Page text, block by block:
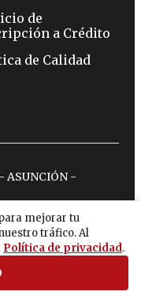
mejorar tu
tráfico. Al
Política de privacidad.
de
a Crédito
de Calidad
ASUNCIÓN -
spotify